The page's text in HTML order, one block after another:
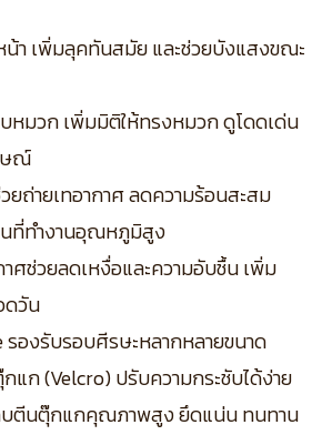
า เพิ่มลุคทันสมัย และช่วยบังแสงขณะ
หมวก เพิ่มมิติให้ทรงหมวก ดูโดดเด่น
ษณ์
ยถ่ายเทอากาศ ลดความร้อนสะสม
นที่ทำงานอุณหภูมิสูง
าศช่วยลดเหงื่อและความอับชื้น เพิ่ม
ดวัน
รองรับรอบศีรษะหลากหลายขนาด
แก (Velcro) ปรับความกระชับได้ง่าย
บตีนตุ๊กแกคุณภาพสูง ยึดแน่น ทนทาน